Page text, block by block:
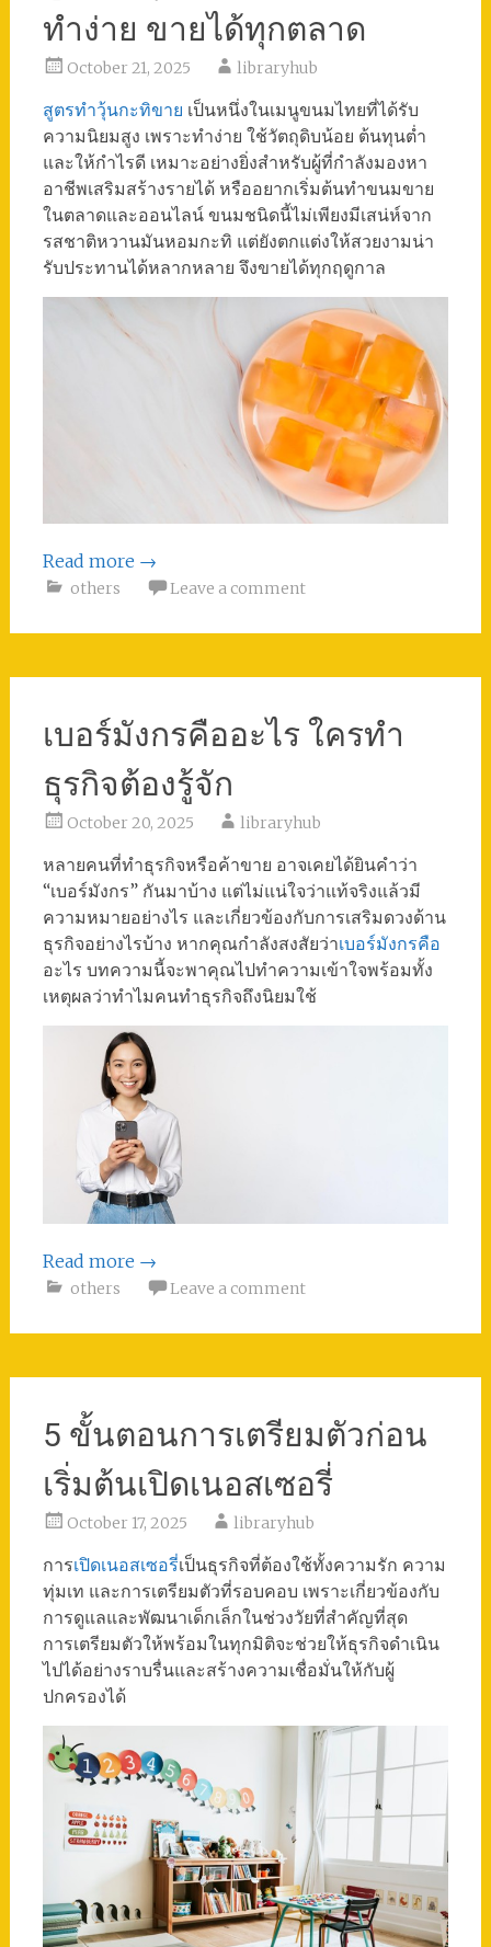
ทำง่าย ขายได้ทุกตลาด
October 21, 2025 libraryhub
สูตรทําวุ้นกะทิขาย เป็นหนึ่งในเมนูขนมไทยที่ได้รับ
ความนิยมสูง เพราะทำง่าย ใช้วัตถุดิบน้อย ต้นทุนต่ำ
และให้กำไรดี เหมาะอย่างยิ่งสำหรับผู้ที่กำลังมองหา
อาชีพเสริมสร้างรายได้ หรืออยากเริ่มต้นทำขนมขาย
ในตลาดและออนไลน์ ขนมชนิดนี้ไม่เพียงมีเสน่ห์จาก
รสชาติหวานมันหอมกะทิ แต่ยังตกแต่งให้สวยงามน่า
รับประทานได้หลากหลาย จึงขายได้ทุกฤดูกาล
Read more →
others Leave a comment
เบอร์มังกรคืออะไร ใครทำ
ธุรกิจต้องรู้จัก
October 20, 2025 libraryhub
หลายคนที่ทำธุรกิจหรือค้าขาย อาจเคยได้ยินคำว่า
“เบอร์มังกร” กันมาบ้าง แต่ไม่แน่ใจว่าแท้จริงแล้วมี
ความหมายอย่างไร และเกี่ยวข้องกับการเสริมดวงด้าน
ธุรกิจอย่างไรบ้าง หากคุณกำลังสงสัยว่าเบอร์มังกรคือ
อะไร บทความนี้จะพาคุณไปทำความเข้าใจพร้อมทั้ง
เหตุผลว่าทำไมคนทำธุรกิจถึงนิยมใช้
Read more →
others Leave a comment
5 ขั้นตอนการเตรียมตัวก่อน
เริ่มต้นเปิดเนอสเซอรี่
October 17, 2025 libraryhub
การเปิดเนอสเซอรี่เป็นธุรกิจที่ต้องใช้ทั้งความรัก ความ
ทุ่มเท และการเตรียมตัวที่รอบคอบ เพราะเกี่ยวข้องกับ
การดูแลและพัฒนาเด็กเล็กในช่วงวัยที่สำคัญที่สุด
การเตรียมตัวให้พร้อมในทุกมิติจะช่วยให้ธุรกิจดำเนิน
ไปได้อย่างราบรื่นและสร้างความเชื่อมั่นให้กับผู้
ปกครองได้